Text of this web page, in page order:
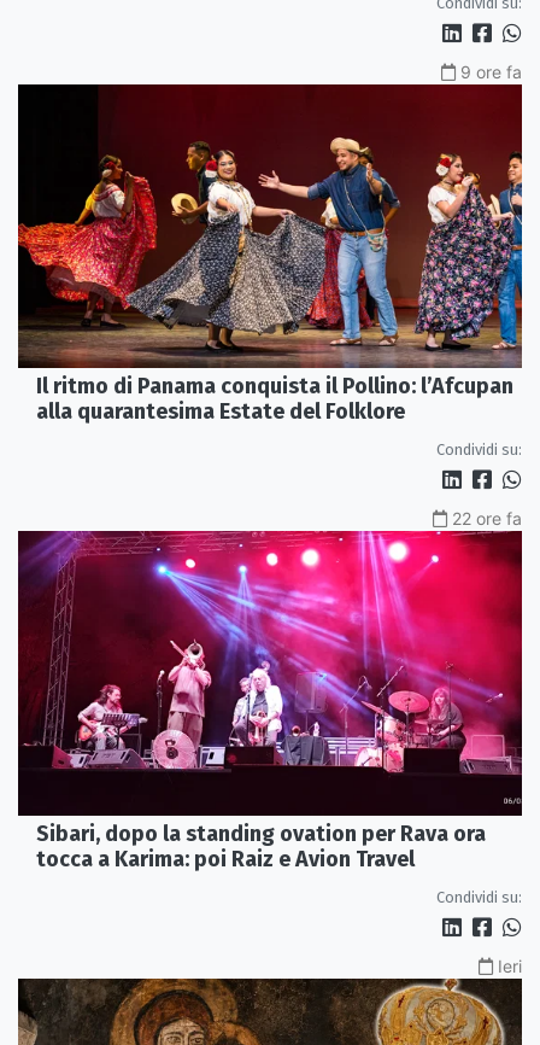
9 ore fa
Il ritmo di Panama conquista il Pollino: l’Afcupan
alla quarantesima Estate del Folklore
Condividi su:
22 ore fa
Sibari, dopo la standing ovation per Rava ora
tocca a Karima: poi Raiz e Avion Travel
Condividi su:
Ieri